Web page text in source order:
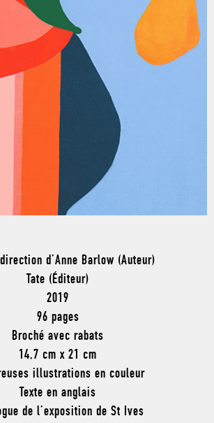
d’Anne Barlow (Auteur)
Tate (Éditeur)
2019
96 pages
Broché avec rabats
14,7 cm x 21 cm
illustrations en couleur
Texte en anglais
de l’exposition de St Ives